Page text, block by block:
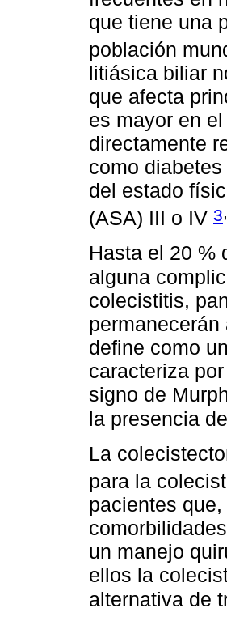
que tiene una
población
litiásica biliar
que afecta
es mayor en
directamente
como
del estado
(ASA) III o IV 3,
Hasta el 20 %
alguna
colecistitis,
define como
caracteriza
signo de
la presencia
La
para la
pacientes
un manejo
ellos la
alternativa de